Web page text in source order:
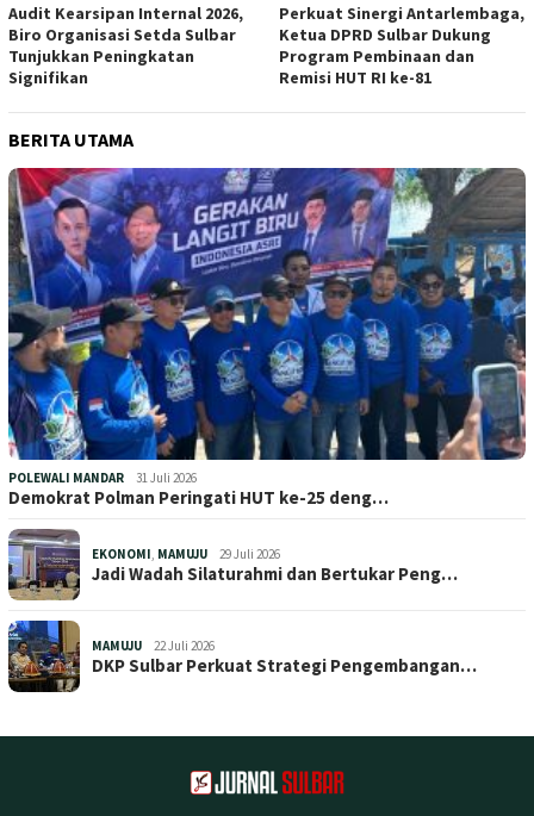
Audit Kearsipan Internal 2026,
Biro Organisasi Setda Sulbar
Tunjukkan Peningkatan
Signifikan
Perkuat Sinergi Antarlembaga,
Ketua DPRD Sulbar Dukung
Program Pembinaan dan
Remisi HUT RI ke-81
BERITA UTAMA
POLEWALI MANDAR 31 Juli 2026
Demokrat Polman Peringati HUT ke-25 deng…
EKONOMI, MAMUJU 29 Juli 2026
Jadi Wadah Silaturahmi dan Bertukar Peng…
MAMUJU 22 Juli 2026
DKP Sulbar Perkuat Strategi Pengembangan…